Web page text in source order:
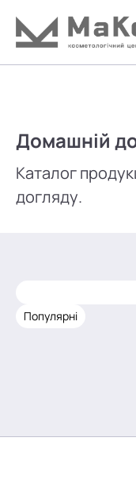
Домашній
Каталог
догляду.
Популярні